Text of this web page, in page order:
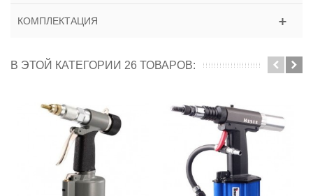
КОМПЛЕКТАЦИЯ
В ЭТОЙ КАТЕГОРИИ 26 ТОВАРОВ: